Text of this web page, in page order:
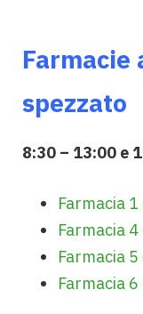
Farmacie
spezzato
8:30 – 13:00 e
Farmacia 1
Farmacia
Farmacia 5
Farmacia